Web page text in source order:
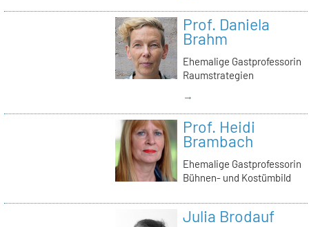
Prof. Daniela
Brahm
Ehemalige Gastprofessorin
Raumstrategien
→
Prof. Heidi
Brambach
Ehemalige Gastprofessorin
Bühnen- und Kostümbild
Julia Brodauf